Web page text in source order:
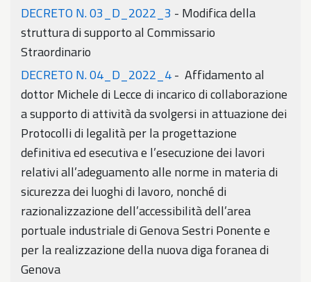
DECRETO N. 03_D_2022_3 - Modifica della
struttura di supporto al Commissario
Straordinario
DECRETO N. 04_D_2022_4- Affidamento al
dottor Michele di Lecce di incarico di collaborazione
a supporto di attività da svolgersi in attuazione dei
Protocolli di legalità per la progettazione
definitiva ed esecutiva e l’esecuzione dei lavori
relativi all’adeguamento alle norme in materia di
sicurezza dei luoghi di lavoro, nonché di
razionalizzazione dell’accessibilità dell’area
portuale industriale di Genova Sestri Ponente e
per la realizzazione della nuova diga foranea di
Genova